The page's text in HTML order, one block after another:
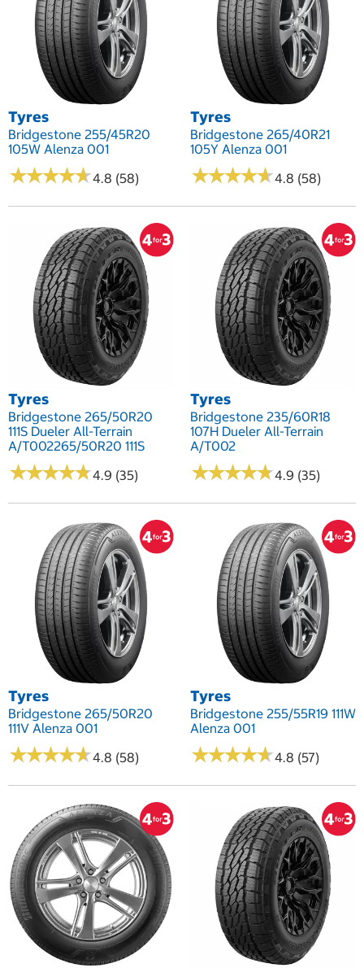
Tyres
Bridgestone 255/45R20
105W Alenza 001
★★★★★
★★★★★4.8 (58)
Tyres
Bridgestone 265/40R21
105Y Alenza 001
★★★★★
★★★★★4.8 (58)
Tyres
Bridgestone 265/50R20
111S Dueler All-Terrain
A/T002265/50R20 111S
★★★★★
★★★★★4.9 (35)
Tyres
Bridgestone 235/60R18
107H Dueler All-Terrain
A/T002
★★★★★
★★★★★4.9 (35)
Tyres
Bridgestone 265/50R20
111V Alenza 001
★★★★★
★★★★★4.8 (58)
Tyres
Bridgestone 255/55R19 111W
Alenza 001
★★★★★
★★★★★4.8 (57)